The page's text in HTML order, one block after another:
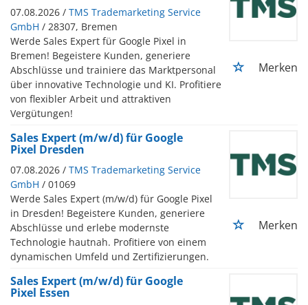
07.08.2026 / TMS Trademarketing Service
GmbH / 28307, Bremen
Werde Sales Expert für Google Pixel in
Bremen! Begeistere Kunden, generiere
Abschlüsse und trainiere das Marktpersonal
über innovative Technologie und KI. Profitiere
von flexibler Arbeit und attraktiven
Vergütungen!
Merken
Sales Expert (m/w/d) für Google
Pixel Dresden
07.08.2026 / TMS Trademarketing Service
GmbH / 01069
Werde Sales Expert (m/w/d) für Google Pixel
in Dresden! Begeistere Kunden, generiere
Abschlüsse und erlebe modernste
Technologie hautnah. Profitiere von einem
dynamischen Umfeld und Zertifizierungen.
Merken
Sales Expert (m/w/d) für Google
Pixel Essen